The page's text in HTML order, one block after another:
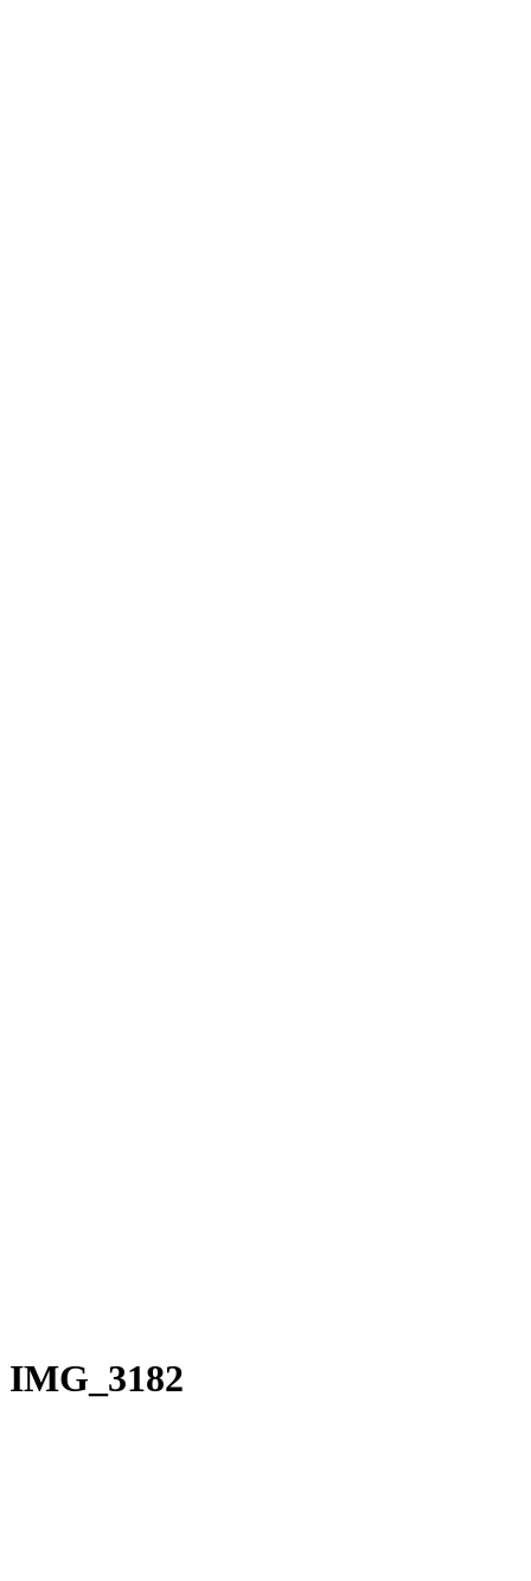
IMG_3182